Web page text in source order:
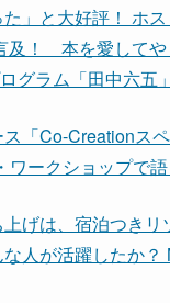
た」と大好評！ ホ
及！ 本を愛してや
グラム「田中六五
「Co-Creationス
ワークショップで
げは、宿泊つき
人が活躍したか